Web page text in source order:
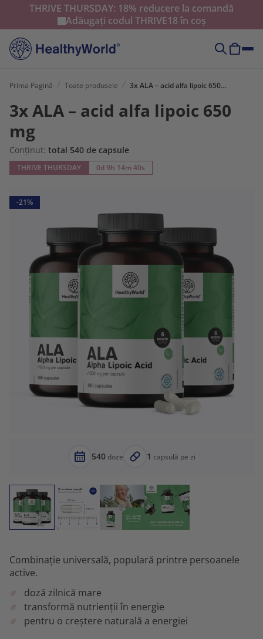
THRIVE THURSDAY: 18% reducere la comandă
Adăugați codul THRIVE18în coș
Prima Pagină Toate produsele 3x ALA – acid alfa lipoic 650 mg
3x ALA – acid alfa lipoic 650
mg
Conținut: total 540 de capsule
THRIVE THURSDAY 0d 9h 14m 39s
-21%
540doze 1 capsulă pe zi
Combinație universală, populară printre persoanele
active.
doză zilnică mare
transformă nutrienții în energie
pentru o creștere naturală a energiei